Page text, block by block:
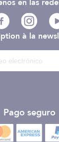
à la
Pago seguro
en las